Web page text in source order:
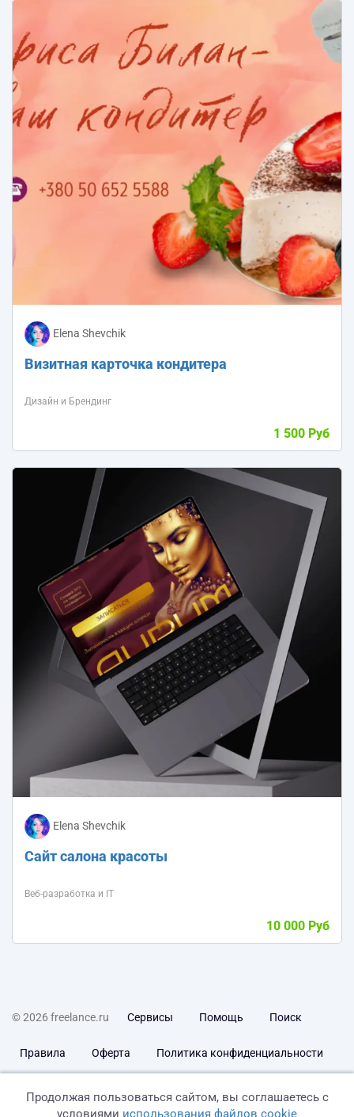
Elena Shevchik
Визитная карточка кондитера
Дизайн и Брендинг
1 500 Руб
Elena Shevchik
Сайт салона красоты
Веб-разработка и IT
10 000 Руб
© 2026 freelance.ru Сервисы Помощь Поиск
Правила Оферта Политика конфиденциальности
Продолжая пользоваться сайтом, вы соглашаетесь с
условиями использования файлов cookie